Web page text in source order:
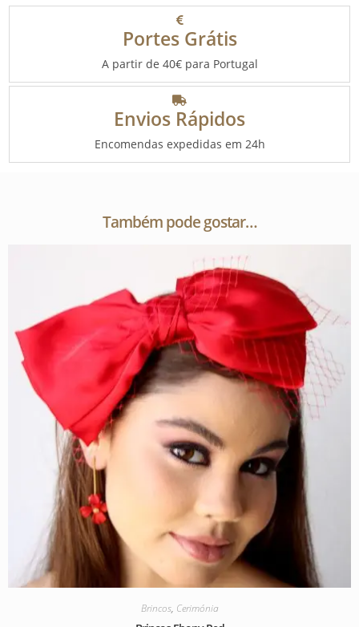
Portes Grátis
A partir de 40€ para Portugal
Envios Rápidos
Encomendas expedidas em 24h
Também pode gostar…
Brincos, Cerimónia